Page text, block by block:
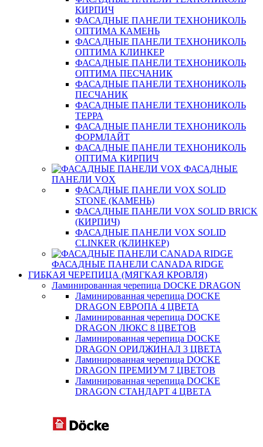
КИРПИЧ
ФАСАДНЫЕ ПАНЕЛИ ТЕХНОНИКОЛЬ
ОПТИМА КАМЕНЬ
ФАСАДНЫЕ ПАНЕЛИ ТЕХНОНИКОЛЬ
ОПТИМА КЛИНКЕР
ФАСАДНЫЕ ПАНЕЛИ ТЕХНОНИКОЛЬ
ОПТИМА ПЕСЧАНИК
ФАСАДНЫЕ ПАНЕЛИ ТЕХНОНИКОЛЬ
ПЕСЧАНИК
ФАСАДНЫЕ ПАНЕЛИ ТЕХНОНИКОЛЬ
ТЕРРА
ФАСАДНЫЕ ПАНЕЛИ ТЕХНОНИКОЛЬ
ФОРМЛАЙТ
ФАСАДНЫЕ ПАНЕЛИ ТЕХНОНИКОЛЬ
ОПТИМА КИРПИЧ
ФАСАДНЫЕ
ПАНЕЛИ VOX
ФАСАДНЫЕ ПАНЕЛИ VOX SOLID
STONE (КАМЕНЬ)
ФАСАДНЫЕ ПАНЕЛИ VOX SOLID BRICK
(КИРПИЧ)
ФАСАДНЫЕ ПАНЕЛИ VOX SOLID
CLINКER (КЛИНКЕР)
ФАСАДНЫЕ ПАНЕЛИ CANADA RIDGE
ГИБКАЯ ЧЕРЕПИЦА (МЯГКАЯ КРОВЛЯ)
Ламинированная черепица DOCKE DRAGON
Ламинированная черепица DOCKE
DRAGON ЕВРОПА 4 ЦВЕТА
Ламинированная черепица DOCKE
DRAGON ЛЮКС 8 ЦВЕТОВ
Ламинированная черепица DOCKE
DRAGON ОРИДЖИНАЛ 3 ЦВЕТА
Ламинированная черепица DOCKE
DRAGON ПРЕМИУМ 7 ЦВЕТОВ
Ламинированная черепица DOCKE
DRAGON СТАНДАРТ 4 ЦВЕТA